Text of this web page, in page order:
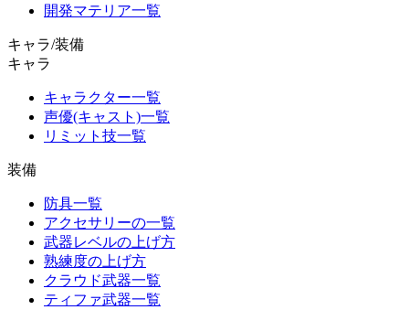
開発マテリア一覧
キャラ/装備
キャラ
キャラクター一覧
声優(キャスト)一覧
リミット技一覧
装備
防具一覧
アクセサリーの一覧
武器レベルの上げ方
熟練度の上げ方
クラウド武器一覧
ティファ武器一覧